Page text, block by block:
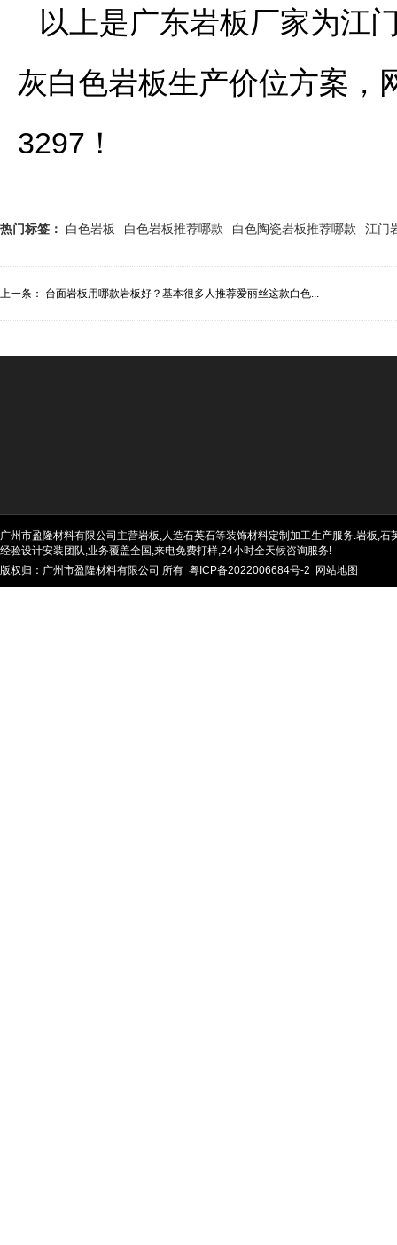
以上是广东岩板厂家为江
灰白色岩板生产价位方案，
3297！
热门标签： 白色岩板 白色岩板推荐哪款 白色陶瓷岩板推荐哪款 江门
上一条： 台面岩板用哪款岩板好？基本很多人推荐爱丽丝这款白色...
广州市盈隆材料有限公司主营岩板,人造石英石等装饰材料定制加工生产服务.岩板,
经验设计安装团队,业务覆盖全国,来电免费打样,24小时全天候咨询服务!
版权归：广州市盈隆材料有限公司 所有 粤ICP备2022006684号-2 网站地图